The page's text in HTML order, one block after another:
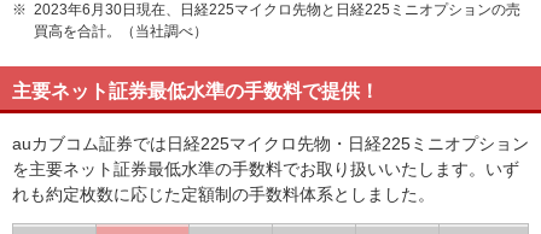
※ 2023年6月30日現在、日経225マイクロ先物と日経225ミニオプションの売
買高を合計。（当社調べ）
主要ネット証券最低水準の手数料で提供！
auカブコム証券では日経225マイクロ先物・日経225ミニオプション
を主要ネット証券最低水準の手数料でお取り扱いいたします。いず
れも約定枚数に応じた定額制の手数料体系としました。